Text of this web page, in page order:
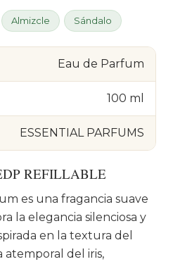
Almizcle Sándalo
Eau de Parfum
100 ml
ESSENTIAL PARFUMS
REFILLABLE
es una fragancia suave
la elegancia silenciosa y
en la textura del
del iris,